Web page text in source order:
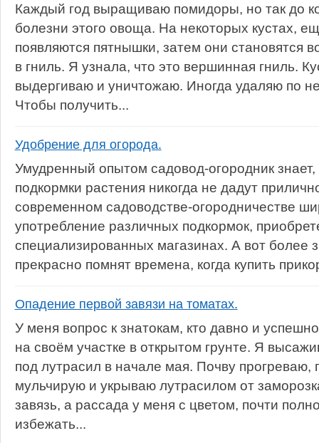
Каждый год выращиваю помидоры, но так до
болезни этого овоща. На некоторых кустах,
появляются пятнышки, затем они становятся
в гниль. Я узнала, что это вершинная гниль.
выдергиваю и уничтожаю. Иногда удаляю по
Чтобы получить...
Удобрение для огорода.
Умудренный опытом садовод-огородник
подкормки растения никогда не дадут
современном садоводстве-огородничестве
употребление различных подкормок,
специализированных магазинах. А вот более
прекрасно помнят времена, когда купить
Опадение первой завязи на томатах.
У меня вопрос к знатокам, кто давно и
на своём участке в открытом грунте. Я
под лутрасил в начале мая. Почву прогреваю,
мульчирую и укрываю лутрасилом от
завязь, а рассада у меня с цветом, почти
избежать...